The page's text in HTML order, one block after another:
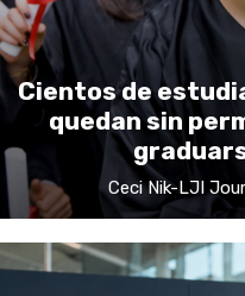
Cientos de
quedan sin
Ceci Nik-LJI